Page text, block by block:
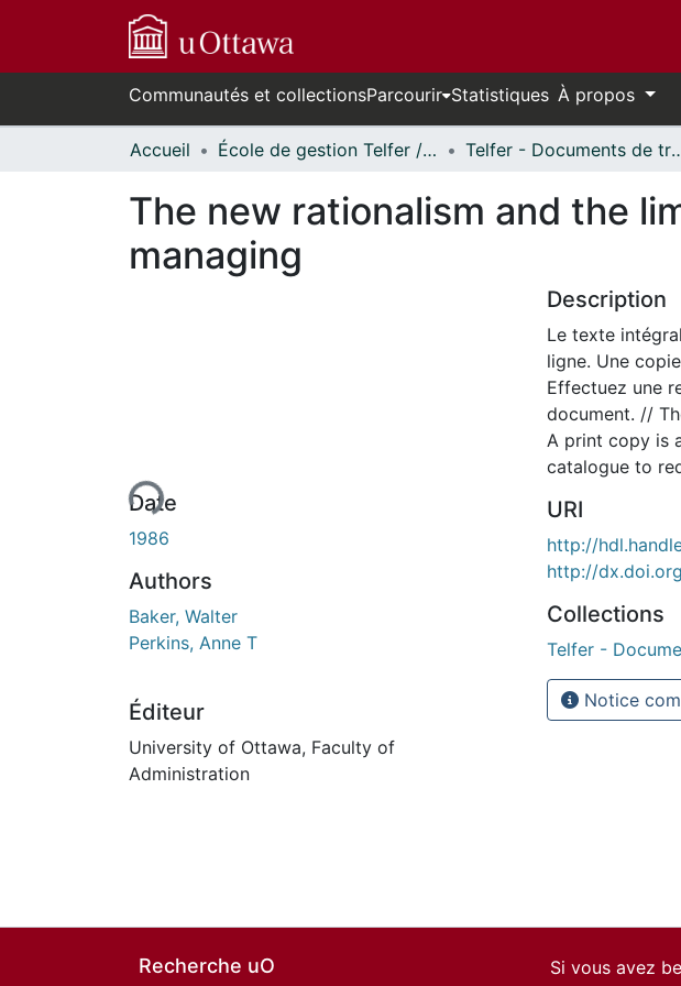
Communautés et collectionsParcourir Statistiques À propos
Accueil École de gestion Telfer // Telfer School of Management Telfer - Documents de
The new rationalism and the
managing
de chargement...
Date
1986
Authors
Baker, Walter
Perkins, Anne T
Éditeur
University of Ottawa, Faculty of
Administration
Description
Le texte
ligne. Une
Effectuez une
document. //
A print copy is
catalogue to
URI
http://
http://
Collections
Telfer -
Notice
Recherche uO
Si vous avez